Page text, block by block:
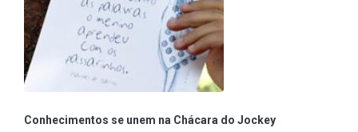
Conhecimentos se unem na Chácara do Jockey